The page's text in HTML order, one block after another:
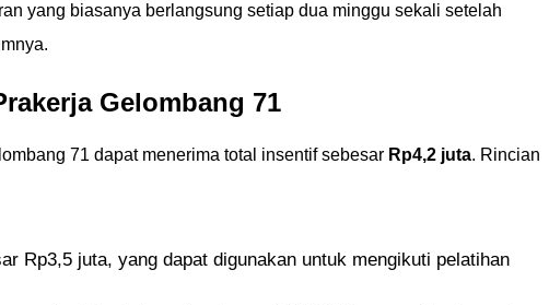
yang biasanya berlangsung setiap dua minggu sekali setelah
Gelombang 71
71 dapat menerima total insentif sebesar Rp4,2 juta. Rincian
Rp3,5 juta, yang dapat digunakan untuk mengikuti pelatihan